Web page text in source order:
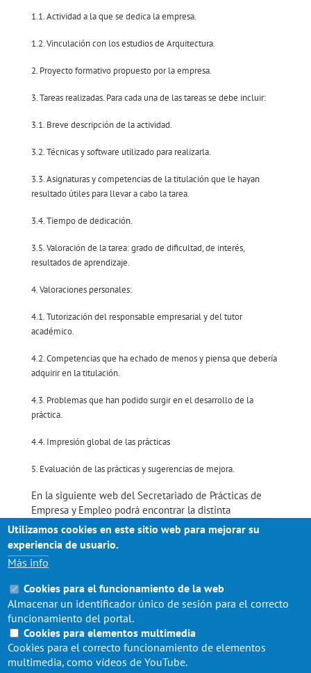
1.1. Actividad a la que se dedica la empresa.
1.2. Vinculación con los estudios de Arquitectura.
2. Proyecto formativo propuesto por la empresa.
3. Tareas realizadas. Para cada una de las tareas se debe incluir:
3.1. Breve descripción de la actividad.
3.2. Técnicas y software utilizado para realizarla.
3.3. Asignaturas y competencias de la titulación que le hayan
resultado útiles para llevar a cabo la tarea.
3.4. Tiempo de dedicación.
3.5. Valoración de la tarea: grado de dificultad, de interés,
resultados de aprendizaje.
4. Valoraciones personales:
4.1. Tutorización del responsable empresarial y del tutor
académico.
4.2. Competencias que ha echado de menos y piensa que debería
adquirir en la titulación.
4.3. Problemas que han podido surgir en el desarrollo de la
práctica.
4.4. Impresión global de las prácticas
5. Evaluación de las prácticas y sugerencias de mejora.
En la siguiente web del Secretariado de Prácticas de
Empresa y Empleo podrá encontrar la distinta
documentación para los distintos procesos
administrativos de las prácticas curriculares:
https://servicio.us.es/spee/practicas-documentos-
Utilizamos cookies en este sitio web para mejorar su
experiencia de usuario.
Más info
Cookies para el funcionamiento de la web
Almacenar un identificador único de sesión para el correcto
funcionamiento del portal.
Cookies para elementos multimedia
Cookies para el correcto funcionamiento de elementos
multimedia, como vídeos de YouTube.